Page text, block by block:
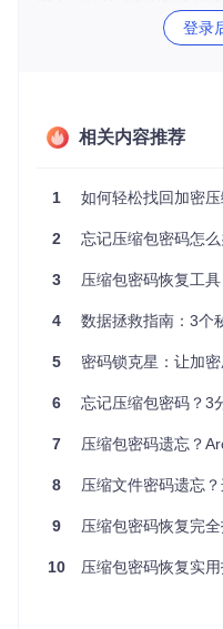
提升了数十倍，更让你从
准备阶段：打造你的密码"
git clone
接下来构建密码字典文件
组合。建议按以下原则组
从个人常用密码开始
包含简单数字组合（如
少收集100个以上的候选
执行流程：让智能工具发
登录
相关内容推荐
1 如何轻松找回加密压缩包
2 忘记压缩包密码怎么
3 压缩包密码恢复工
4 数据拯救指南：3个
5 密码锁克星：让加
6 忘记压缩包密码？3
7 压缩包密码遗忘？
8 压缩文件密码遗忘？
9 压缩包密码恢复完全
10 压缩包密码恢复实用